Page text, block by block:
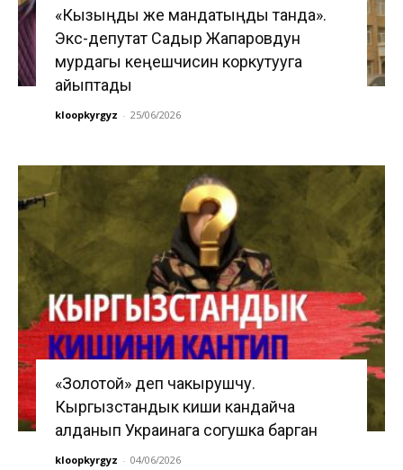
«Кызыңды же мандатыңды танда».
Экс-депутат Садыр Жапаровдун
мурдагы кеңешчисин коркутууга
айыптады
kloopkyrgyz - 25/06/2026
«Золотой» деп чакырушчу.
Кыргызстандык киши кандайча
алданып Украинага согушка барган
kloopkyrgyz - 04/06/2026